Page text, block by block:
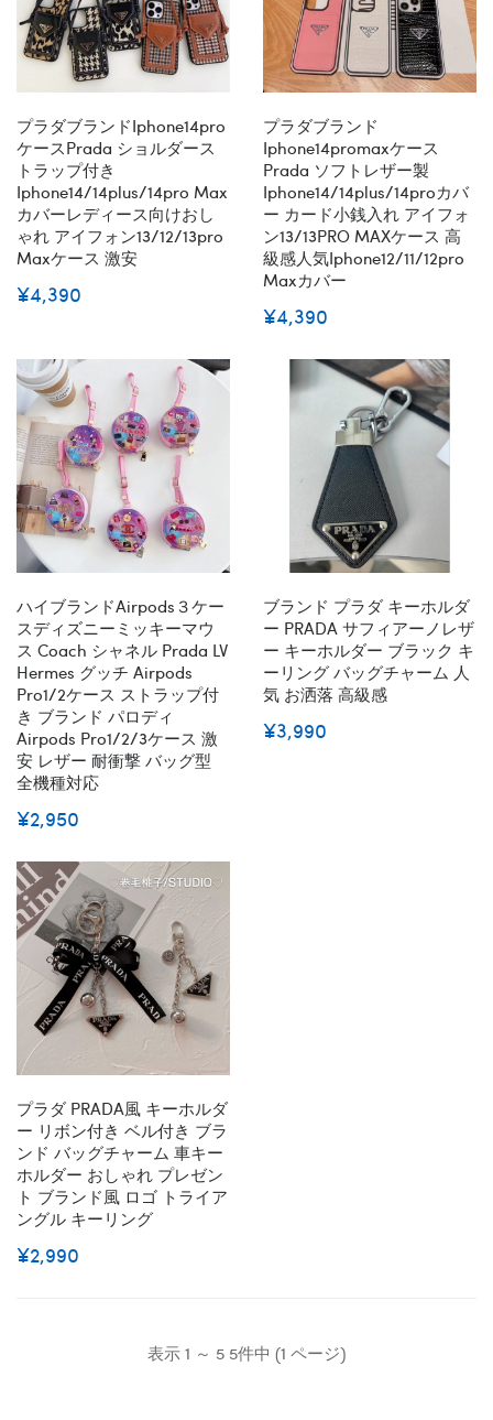
プラダブランドiphone14pro
ケースPrada ショルダース
トラップ付き
Iphone14/14plus/14pro Max
カバーレディース向けおし
ゃれ アイフォン13/12/13pro
Maxケース 激安
¥4,390
プラダブランド
Iphone14promaxケース
Prada ソフトレザー製
Iphone14/14plus/14proカバ
ー カード小銭入れ アイフォ
ン13/13PRO MAXケース 高
級感人気iphone12/11/12pro
Maxカバー
¥4,390
ハイブランドairpods３ケー
スディズニーミッキーマウ
ス Coach シャネル Prada LV
Hermes グッチ Airpods
Pro1/2ケース ストラップ付
き ブランド パロディ
Airpods Pro1/2/3ケース 激
安 レザー 耐衝撃 バッグ型
全機種対応
¥2,950
ブランド プラダ キーホルダ
ー PRADA サフィアーノレザ
ー キーホルダー ブラック キ
ーリング バッグチャーム 人
気 お洒落 高級感
¥3,990
プラダ PRADA風 キーホルダ
ー リボン付き ベル付き ブラ
ンド バッグチャーム 車キー
ホルダー おしゃれ プレゼン
ト ブランド風 ロゴ トライア
ングル キーリング
¥2,990
表示 1 ～ 5 5件中 (1 ページ)